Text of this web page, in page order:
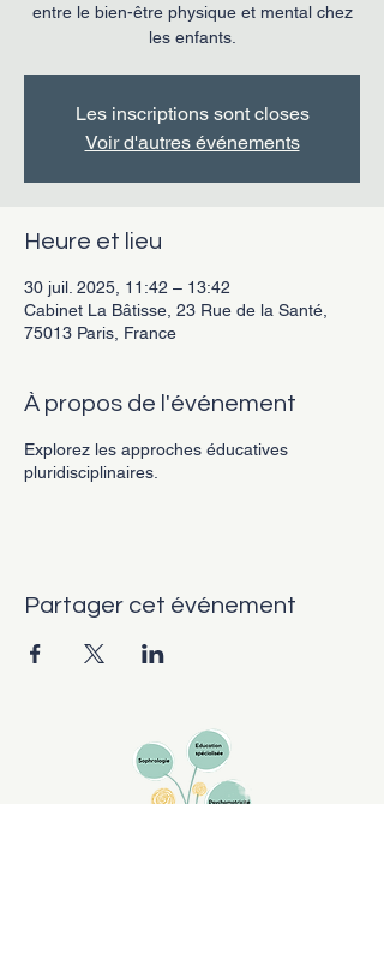
entre le bien-être physique et mental chez
les enfants.
Les inscriptions sont closes
Voir d'autres événements
Heure et lieu
30 juil. 2025, 11:42 – 13:42
Cabinet La Bâtisse, 23 Rue de la Santé,
75013 Paris, France
À propos de l'événement
Explorez les approches éducatives
pluridisciplinaires.
Partager cet événement